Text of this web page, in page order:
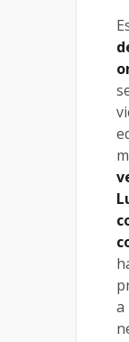
a